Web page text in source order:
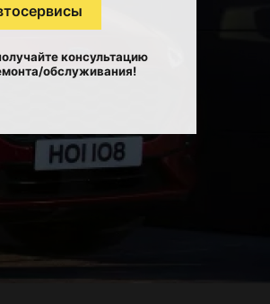
консультацию
обслуживания!